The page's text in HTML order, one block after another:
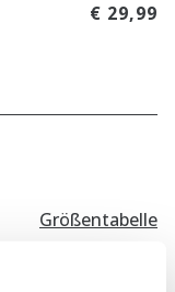
€ 29,99
Größentabelle